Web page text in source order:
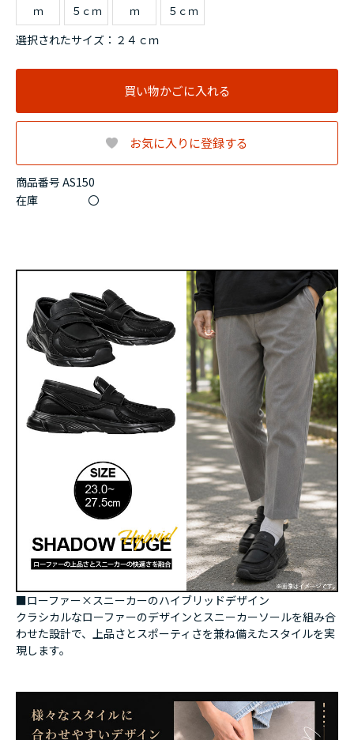
商品番号 AS150
在庫 〇
ｍ
５ｃｍ
ｍ
５ｃｍ
選択されたサイズ：２４ｃｍ
買い物かごに入れる
お気に入りに登録する
■ローファー×スニーカーのハイブリッドデザイン
クラシカルなローファーのデザインとスニーカーソールを組み合
わせた設計で、上品さとスポーティさを兼ね備えたスタイルを実
現します。